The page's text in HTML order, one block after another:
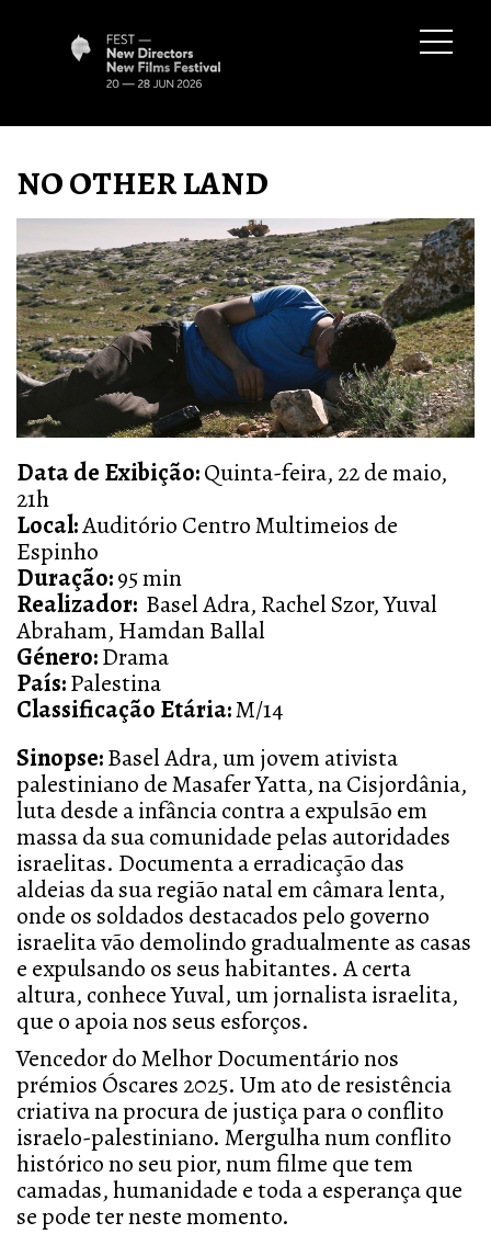
NO OTHER LAND
Data de Exibição:Quinta-feira, 22 de maio,
21h
Local:Auditório Centro Multimeios de
Espinho
Duração:95 min
Realizador: Basel Adra, Rachel Szor, Yuval
Abraham, Hamdan Ballal
Género:Drama
País:Palestina
Classificação Etária:M/14
Sinopse:Basel Adra, um jovem ativista
palestiniano de Masafer Yatta, na Cisjordânia,
luta desde a infância contra a expulsão em
massa da sua comunidade pelas autoridades
israelitas. Documenta a erradicação das
aldeias da sua região natal em câmara lenta,
onde os soldados destacados pelo governo
israelita vão demolindo gradualmente as casas
e expulsando os seus habitantes. A certa
altura, conhece Yuval, um jornalista israelita,
que o apoia nos seus esforços.
Vencedor do Melhor Documentário nos
prémios Óscares 2025. Um ato de resistência
criativa na procura de justiça para o conflito
israelo-palestiniano. Mergulha num conflito
histórico no seu pior, num filme que tem
camadas, humanidade e toda a esperança que
se pode ter neste momento.